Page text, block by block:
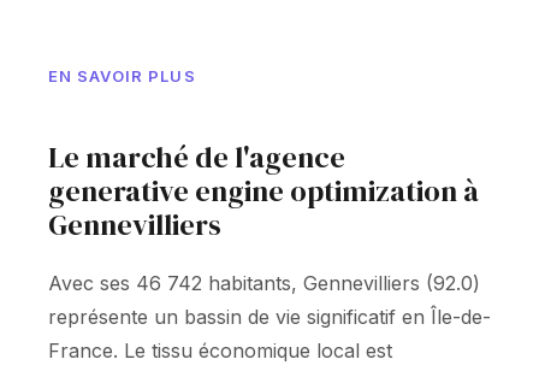
EN SAVOIR PLUS
Le marché de l'agence
generative engine optimization à
Gennevilliers
Avec ses 46 742 habitants, Gennevilliers (92.0)
représente un bassin de vie significatif en Île-de-
France. Le tissu économique local est